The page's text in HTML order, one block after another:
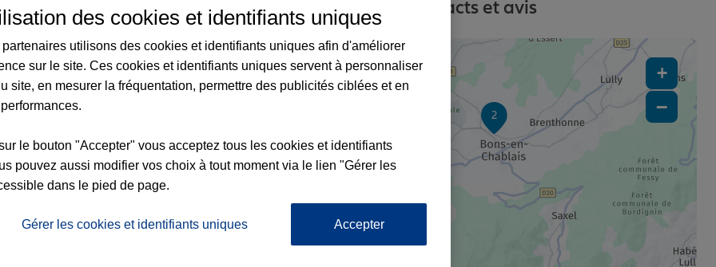
à Saint-Cergues et aux alentours : adresses, contacts et avis
2
+
−
des cookies et identifiants uniques
partenaires utilisons des cookies et identifiants uniques afin d'améliorer
sur le site. Ces cookies et identifiants uniques servent à personnaliser
site, en mesurer la fréquentation, permettre des publicités ciblées et en
le bouton "Accepter" vous acceptez tous les cookies et identifiants
pouvez aussi modifier vos choix à tout moment via le lien "Gérer les
dans le pied de page.
Gérer les cookies et identifiants uniques Accepter